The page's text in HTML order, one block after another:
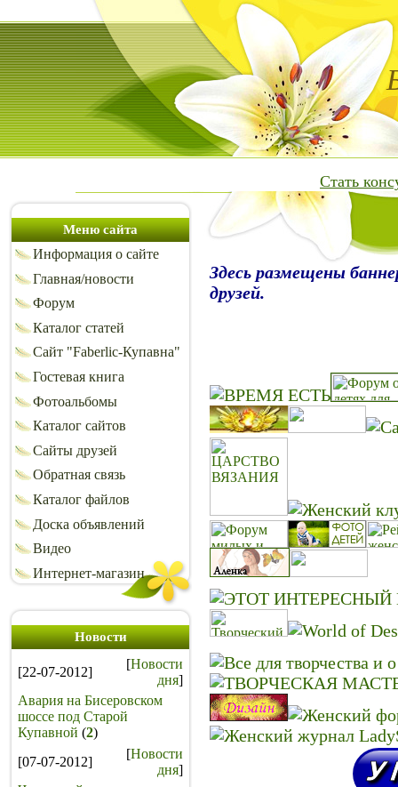
Стать
Меню сайта
Информация о сайте
Главная/новости
Форум
Каталог статей
Сайт "Faberlic-Купавна"
Гостевая книга
Фотоальбомы
Каталог сайтов
Сайты друзей
Обратная связь
Каталог файлов
Доска объявлений
Видео
Интернет-магазин
Новости
[22-07-2012]
[Новости
дня]
Авария на Бисеровском
шоссе под Старой
Купавной (2)
[07-07-2012]
[Новости
дня]
Здесь размещены
друзей.